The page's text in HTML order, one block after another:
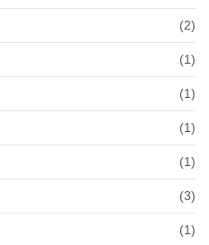
(2)
(1)
(1)
(1)
(1)
(3)
(1)